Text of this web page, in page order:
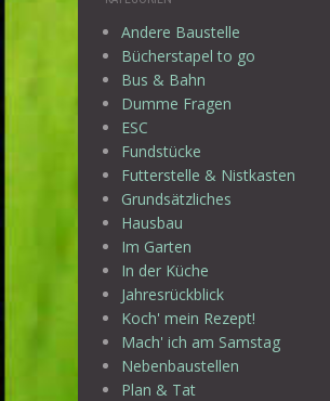
Andere Baustelle
Bücherstapel to go
Bus & Bahn
Dumme Fragen
ESC
Fundstücke
Futterstelle & Nistkasten
Grundsätzliches
Hausbau
Im Garten
In der Küche
Jahresrückblick
Koch' mein Rezept!
Mach' ich am Samstag
Nebenbaustellen
Plan & Tat